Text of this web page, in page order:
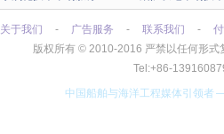
关于我们 - 广告服务 - 联系我们 -
版权所有 © 2010-2016 严禁以任何形
Tel:+86-
中国船舶与海洋工程媒体引领者